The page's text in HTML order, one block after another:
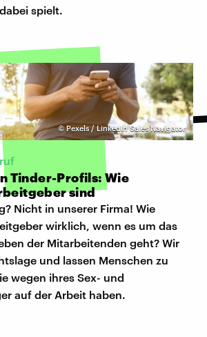
spielt.
©Pexels / LinkedIn Sales Navigator
Tinder-Profils: Wie
sind
Nicht in unserer Firma! Wie
wirklich, wenn es um das
der Mitarbeitenden geht? Wir
und lassen Menschen zu
wegen ihres Sex- und
auf der Arbeit haben.